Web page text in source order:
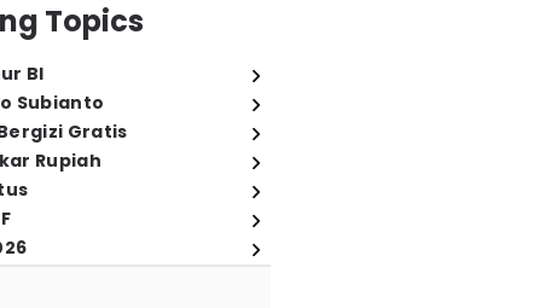
Topics
BI
Subianto
Gratis
Rupiah